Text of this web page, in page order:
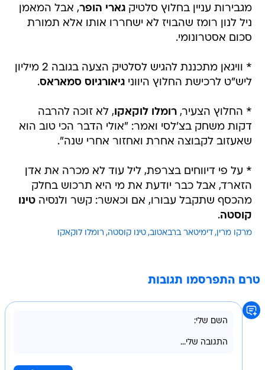
מגבירות עניין בחלוץ סלטיקגארי הופר, אבל המאמן
ניל לנון רומז שהבויז לא ישחררו אותו אלא תמורת
סכום אסטרונומי.
* וויגאן מתכננת להגיש לסלטיק הצעה בגובה 2 מיליון
ליש"ט לרכישת החלוץ היווניגיאורגיוס סמאראס.
* החלוץ הצעיר,רומלו לוקאקו, לא זוכה להרבה
דקות משחק בצ'לסי ואמר: "אולי הדבר הכי טוב הוא
שאעזוב לקבוצה אחרת ואחזור אחרי שנה".
* על פי דיווחים בצרפת, ליל עוד לא מכרה את אדן
הזארד, אבל כבר יודעת את מי היא תרכוש בחלק
מהכסף שתקבל עבורו, אם וכאשר: קשר ולנסיהטינו
קוסטה.
מרקו מרין דימיטאר ברבאטוב טינו קוסטה רומלו לוקאקו
טרם התפרסמו תגובות